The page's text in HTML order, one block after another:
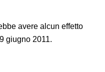
avere alcun effetto
giugno 2011.